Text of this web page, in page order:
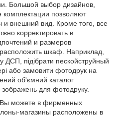
Большой выбор дизайнов,
комплектации позволяют
внешний вид. Кроме того, все
корректировать в
и размеров
шкаф. Наприклад,
ДСП, підібрати пескойструйный
або замовити фотодрук на
об'ємний каталог
зображень для фотодруку.
можете в фирменных
магазины расположены в